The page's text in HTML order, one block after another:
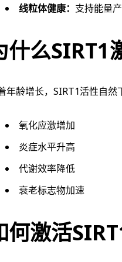
线粒体健康： 支持能量
什么SIRT1
年龄增长，SIRT1活性自然
氧化应激增加
炎症水平升高
代谢效率降低
衰老标志物加速
何激活